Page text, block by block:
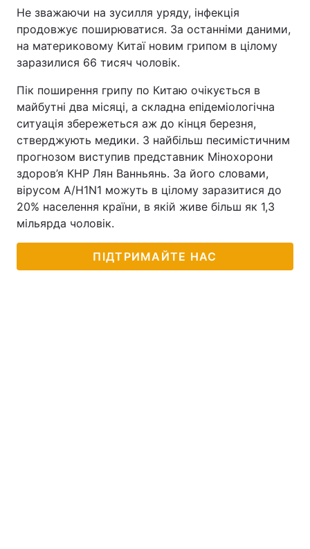
Не зважаючи на зусилля уряду, інфекція
продовжує поширюватися. За останніми даними,
на материковому Китаї новим грипом в цілому
заразилися 66 тисяч чоловік.
Пік поширення грипу по Китаю очікується в
майбутні два місяці, а складна епідеміологічна
ситуація збережеться аж до кінця березня,
стверджують медики. З найбільш песимістичним
прогнозом виступив представник Мінохорони
здоров’я КНР Лян Ванньянь. За його словами,
вірусом A/H1N1 можуть в цілому заразитися до
20% населення країни, в якій живе більш як 1,3
мільярда чоловік.
ПІДТРИМАЙТЕ НАС